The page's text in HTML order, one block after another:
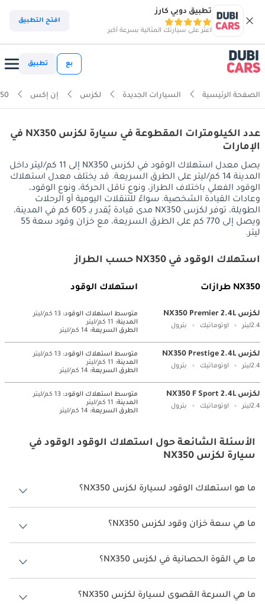
تطبيق دوبي كارز
اعثر على سيارتك المثالية بسرعة أكبر
افتح التطبيق
بع تطبيق
الصفحة الرئيسية السيارات الجديدة لكزس إن إكس
عدد الكيلومترات المقطوعة في سيارة لكزس NX350 في
الإمارات
يصل معدل استهلاك الوقود في لكزس NX350 إلى 11 كم/ليتر داخل
المدينة 14 كم/ليتر على الطرق السريعة. قد يختلف معدل استهلاك
الوقود الفعلي باختلاف الطراز، ونوع ناقل الحركة، ونوع الوقود،
وعادات القيادة الشخصية. سواءً للتنقلات اليومية أو الرحلات
الطويلة، توفر لكزس NX350 مدى قيادة يُقدر بـ 605 كم في المدينة،
ويصل إلى 770 كم على الطرق السريعة، مع خزان وقود سعة 55
ليتر.
استهلاك الوقود في NX350 حسب الطراز
NX350 طرازات استهلاك الوقود
لكزس NX350 Premier 2.4L
2.4ليتر اوتوماتيك بترول
متوسط ​​استهلاك الوقود: 13 كم/ليتر
المدينة: 11 كم/ليتر
الطرق السريعة: 14 كم/ليتر
لكزس NX350 Prestige 2.4L
2.4ليتر اوتوماتيك بترول
متوسط ​​استهلاك الوقود: 13 كم/ليتر
المدينة: 11 كم/ليتر
الطرق السريعة: 14 كم/ليتر
لكزس NX350 F Sport 2.4L
2.4ليتر اوتوماتيك بترول
متوسط ​​استهلاك الوقود: 13 كم/ليتر
المدينة: 11 كم/ليتر
الطرق السريعة: 14 كم/ليتر
الأسئلة الشائعة حول استهلاك الوقود الوقود في
سيارة لكزس NX350
ما هو استهلاك الوقود لسيارة لكزس NX350؟
يتراوح استهلاك الوقود لسيارة لكزس NX350 بين 11 كم/ليتر.
ما هي سعة خزان وقود لكزس NX350؟
سعة خزان وقود لكزس NX350 55 ليتر.
ما هي القوة الحصانية في لكزس NX350؟
تنتج لكزس NX350 قوة 274 حصان.
ما هي السرعة القصوى لسيارة لكزس NX350؟